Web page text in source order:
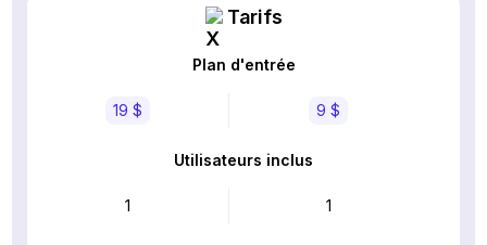
Tarifs
Plan d'entrée
19 $ 9 $
Utilisateurs inclus
1 1